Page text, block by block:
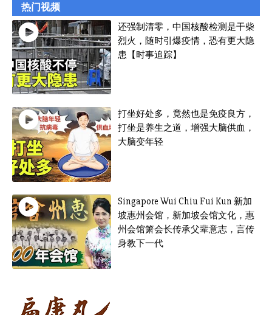
热门视频
还强制清零，中国核酸检测是干柴
烈火，随时引爆疫情，恐有更大隐
患【时事追踪】
打坐好处多，竟然也是免疫良方，
打坐是养生之道，增强大脑供血，
大脑变年轻
Singapore Wui Chiu Fui Kun 新加
坡惠州会馆，新加坡会馆文化，惠
州会馆箫会长传承父辈意志，言传
身教下一代